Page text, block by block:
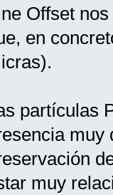
Offset
en
partículas
muy
muy